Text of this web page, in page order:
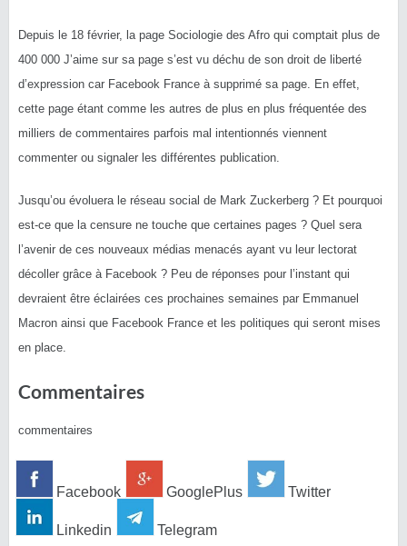
Depuis le 18 février, la page Sociologie des Afro qui comptait plus de
400 000 J’aime sur sa page s’est vu déchu de son droit de liberté
d’expression car Facebook France à supprimé sa page.
En effet,
cette page étant comme les autres de plus en plus fréquentée des
milliers de commentaires parfois mal intentionnés viennent
commenter ou signaler les différentes publication
Jusqu’ou évoluera le réseau social de Mark Zuckerberg ? Et pourquoi
est-ce que la censure ne touche que certaines pages ? Quel sera
l’avenir de ces nouveaux médias menacés ayant vu leur lectorat
décoller grâce à Facebook ? Peu de réponses pour l’instant qui
devraient être éclairées ces prochaines semaines par Emmanuel
Macron ainsi que Facebook France et les politiques qui seront mises
en place.
Commentaires
commentaires
Facebook GooglePlus Twitter
Linkedin Telegram